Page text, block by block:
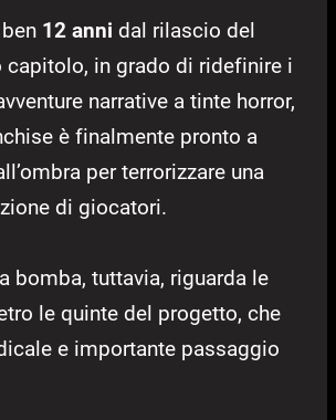
12 anni dal rilascio del
in grado di ridefinire i
narrative a tinte horror,
è finalmente pronto a
per terrorizzare una
di giocatori.
bomba, tuttavia, riguarda le
le quinte del progetto, che
e importante passaggio